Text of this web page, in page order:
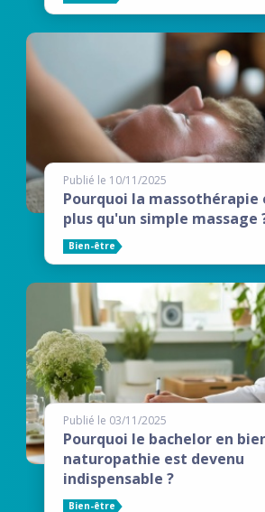
Publié le 10/11/2025
Pourquoi la massothérapie
plus qu'un simple massage
Bien-être
Publié le 03/11/2025
Pourquoi le bachelor en
naturopathie est devenu
indispensable ?
Bien-être